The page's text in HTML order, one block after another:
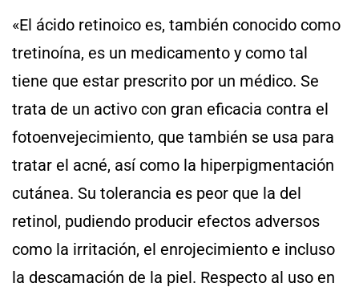
«El ácido retinoico es, también conocido como
tretinoína, es un medicamento y como tal
tiene que estar prescrito por un médico. Se
trata de un activo con gran eficacia contra el
fotoenvejecimiento, que también se usa para
tratar el acné, así como la hiperpigmentación
cutánea. Su tolerancia es peor que la del
retinol, pudiendo producir efectos adversos
como la irritación, el enrojecimiento e incluso
la descamación de la piel. Respecto al uso en